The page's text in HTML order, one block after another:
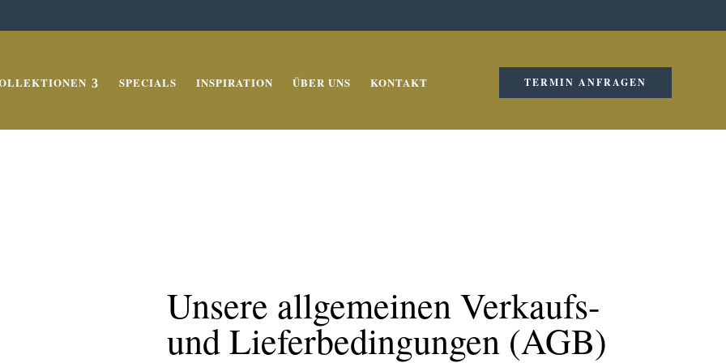
SPECIALS INSPIRATION ÜBER UNS KONTAKT TERMIN ANFRAGEN
Unsere allgemeinen Verkaufs-
und Lieferbedingungen (AGB)